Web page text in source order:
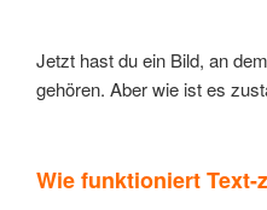
Jetzt hast du ein Bild, an
gehören. Aber wie ist es
Wie funktioniert